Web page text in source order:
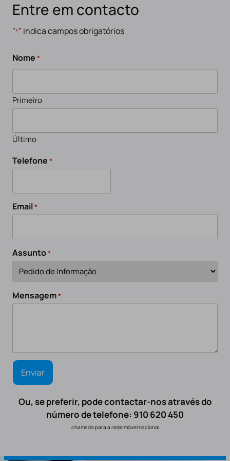
Entre em contacto
"*" indica campos obrigatórios
Nome *
Primeiro
Último
Telefone *
Email*
Assunto*
Mensagem*
Ou, se preferir, pode contactar-nos através do
número de telefone: 910 620 450
chamada para a rede móvel nacional